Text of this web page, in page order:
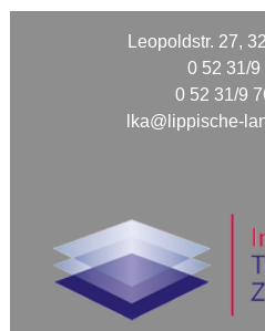
Leopoldstr. 27,
0 52 31/9
0 52 31/9
lka@lippische-